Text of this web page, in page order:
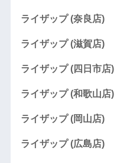
ライザップ (奈良店)
ライザップ (滋賀店)
ライザップ (四日市店)
ライザップ (和歌山店)
ライザップ (岡山店)
ライザップ (広島店)